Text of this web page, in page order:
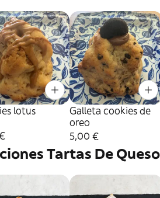
lotus
Galleta cookies de
oreo
5,00 €
Tartas De Queso